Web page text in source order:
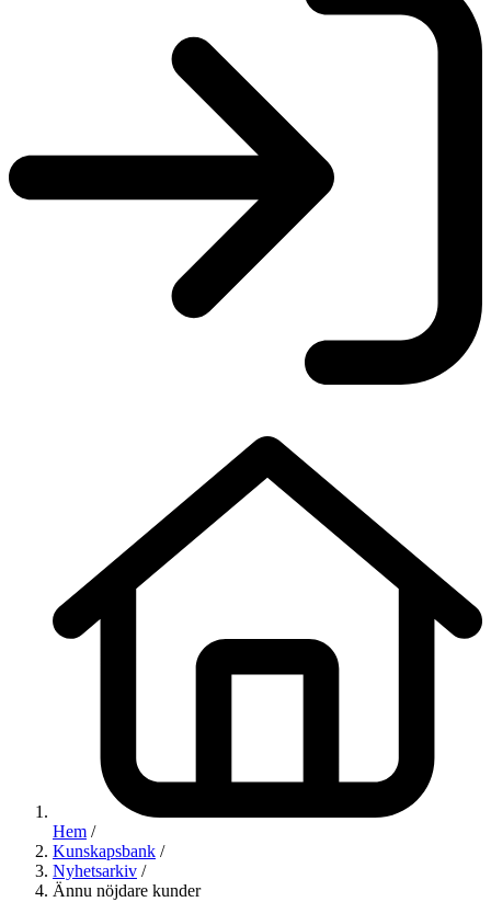
Hem /
Kunskapsbank /
Nyhetsarkiv /
Ännu nöjdare kunder